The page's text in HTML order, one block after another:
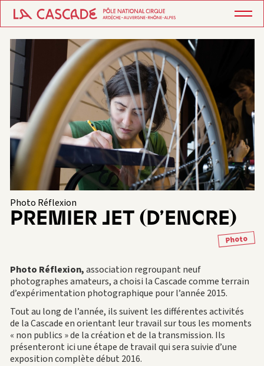
Photo Réflexion
PREMIER JET (D’ENCRE)
Photo
Photo Réflexion,association regroupant neuf
photographes amateurs, a choisi la Cascade comme terrain
d’expérimentation photographique pour l’année 2015.
Tout au long de l’année, ils suivent les différentes activités
de la Cascade en orientant leur travail sur tous les moments
« non publics » de la création et de la transmission. Ils
présenteront ici une étape de travail qui sera suivie d’une
exposition complète début 2016.